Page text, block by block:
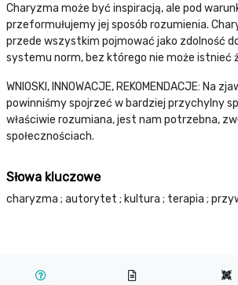
Charyzma może być inspiracją, ale pod
przeformułujemy jej sposób rozumienia.
przede wszystkim pojmować jako zdolność
systemu norm, bez którego nie może istnieć
WNIOSKI, INNOWACJE, REKOMENDACJE: Na
powinniśmy spojrzeć w bardziej przychylny
właściwie rozumiana, jest nam potrzebna,
społecznościach.
Słowa kluczowe
charyzma ; autorytet ; kultura ; terapia ;